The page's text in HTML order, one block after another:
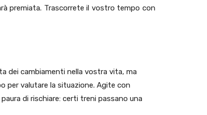
premiata. Trascorrete il vostro tempo con
dei cambiamenti nella vostra vita, ma
per valutare la situazione. Agite con
di rischiare: certi treni passano una